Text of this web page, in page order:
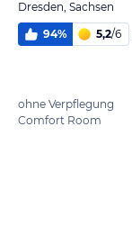
Dresden, Sachsen
94% 5,2/6
ohne Verpflegung
Comfort Room